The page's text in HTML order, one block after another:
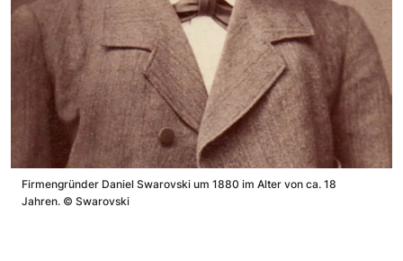
Firmengründer Daniel Swarovski um 1880 im Alter von ca. 18
Jahren. © Swarovski